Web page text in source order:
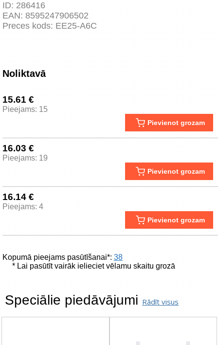
ID: 286416
EAN: 8595247906502
Preces kods: EE25-A6C
Noliktavā
15.61 €
Pieejams: 15
Pievienot grozam
16.03 €
Pieejams: 19
Pievienot grozam
16.14 €
Pieejams: 4
Pievienot grozam
Kopumā pieejams pasūtīšanai*: 38
* Lai pasūtīt vairāk ielieciet vēlamu skaitu grozā
Speciālie piedāvājumi Rādīt visus